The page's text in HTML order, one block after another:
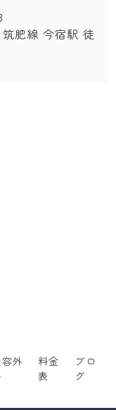
肥線 今宿駅 徒
外
料金
表
ブロ
グ